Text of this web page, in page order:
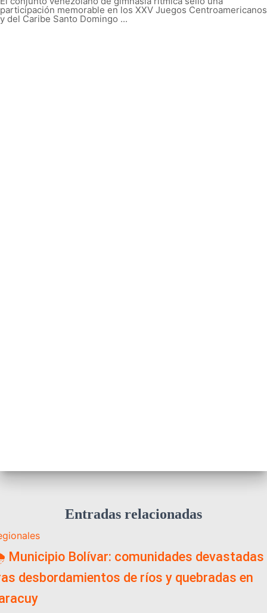
participación memorable en los XXV Juegos Centroamericanos
y del Caribe Santo Domingo ...
Entradas relacionadas
Bolívar: comunidades devastadas
desbordamientos de ríos y quebradas en